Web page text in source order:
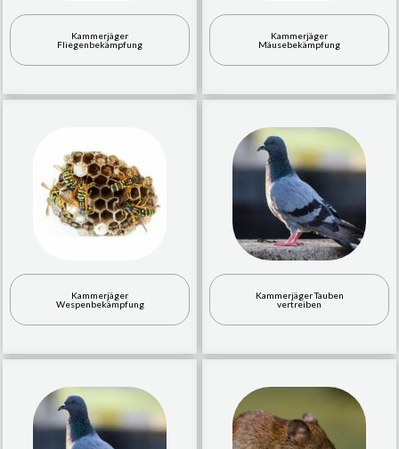
Kammerjäger
Fliegenbekämpfung
Kammerjäger
Mäusebekämpfung
Kammerjäger
Wespenbekämpfung
Kammerjäger Tauben
vertreiben